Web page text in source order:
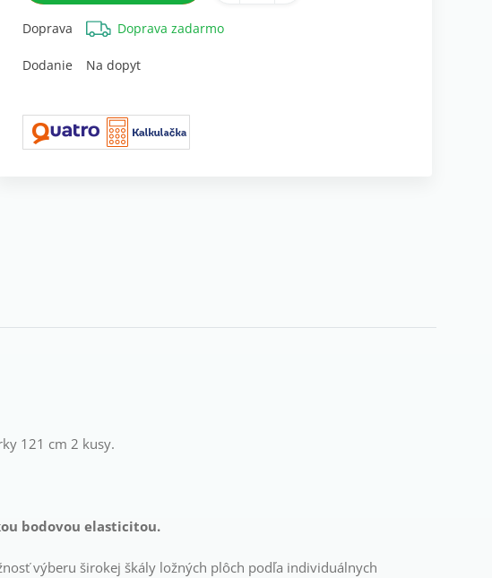
Doprava Doprava zadarmo
Dodanie Na dopyt
121 cm 2 kusy.
bodovou elasticitou.
výberu širokej škály ložných plôch podľa individuálnych